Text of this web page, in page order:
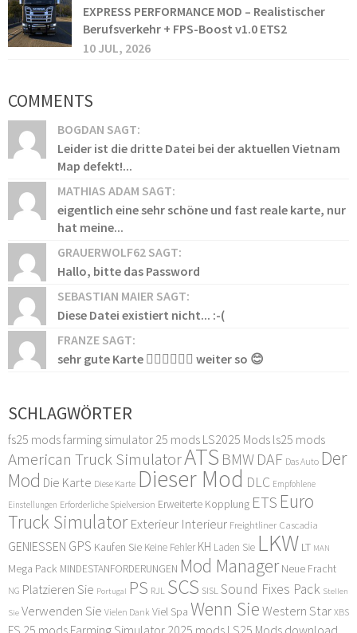
EXPRESS PERFORMANCE MOD – Realistischer
Berufsverkehr + FPS-Boost v1.0 ETS2
10 JUL, 2026
COMMENTS
BOGDAN SAGT:
Leider ist die dritte Datei bei der aktuellen Vietnam
Map defekt!...
MATHIAS ADAM SAGT:
eigentlich eine sehr schöne und fast reale karte, nur
hat meine...
GRAUERWOLF62 SAGT:
Hallo, bitte das Password
SEBASTIAN MAIER SAGT:
Diese Datei existiert nicht... :-(
FRANZE SAGT:
sehr gute Karte 👍🏻👍🏻👍🏻 weiter so 😊
SCHLAGWÖRTER
fs25 modsfarming simulator 25 mods LS2025 Mods ls25 mods
American Truck SimulatorATS BMW DAF Das Auto Der
Mod Die Karte Diese Karte Dieser Mod DLC Empfohlene
Einstellungen Erforderliche Spielversion Erweiterte Kopplung ETS Euro
Truck Simulator Exterieur Interieur Freightliner Cascadia
GENIESSEN GPS Kaufen Sie Keine Fehler KH Laden Sie LKW LT MAN
Mega Pack MINDESTANFORDERUNGEN Mod Manager Neue Fracht
NG Platzieren Sie Portugal PS RJL SCS SISLSound Fixes Pack Stellen
Sie Verwenden Sie Vielen Dank Viel Spa Wenn Sie Western Star XBS